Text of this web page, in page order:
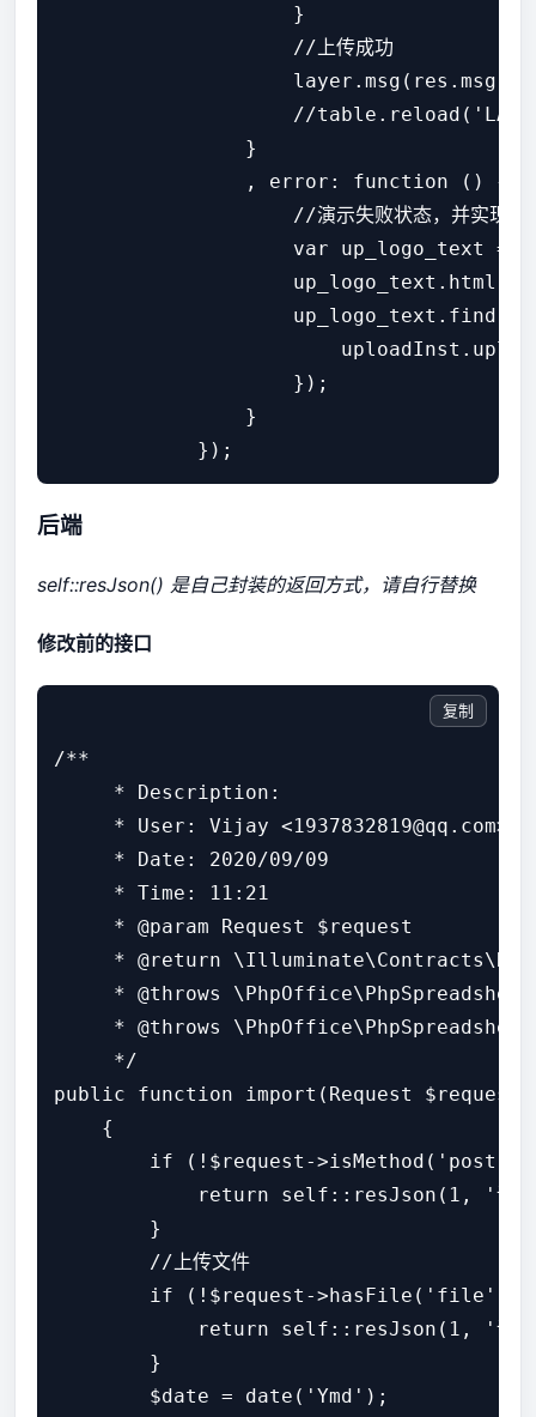
                    }
                    //上传成功
layer.msg(res.msg,
//table.reload('LAY-
                }
                , error: function () {
//演示失败状态，并实现重
var up_logo_text =
                    });
                }
后端
self::resJson() 是自己封装的返回方式，请自行替换
修改前的接口
/**
     * Description:
     * User: Vijay <1937832819@qq.com>
     * Date: 2020/09/09
     * Time: 11:21
     * @param Request $request
* @return
* @throws
* @throws
     */
public function import(Request $request)
    {
if (!$request-
return self::resJson(1, '请求
        }
        //上传文件
if (!$request->hasFile('file'))
return self::resJson(1, '请上
        }
        $date = date('Ymd');
复制